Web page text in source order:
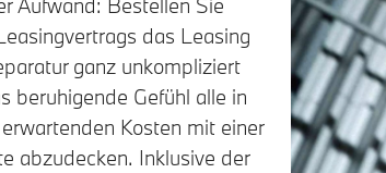
das Leasing
ganz unkompliziert
beruhigende Gefühl alle in
Kosten mit einer
abzudecken. Inklusive der